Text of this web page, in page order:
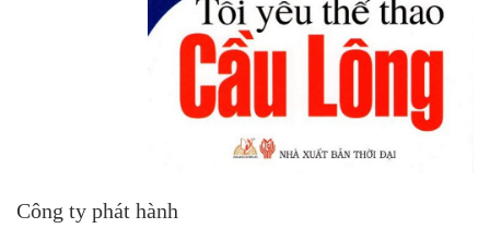
Công ty phát hành